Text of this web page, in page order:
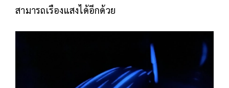
สามารถเรืองแสงได้อีกด้วย